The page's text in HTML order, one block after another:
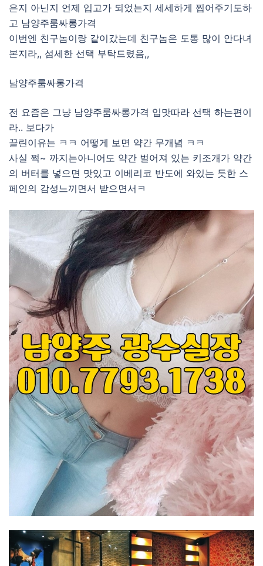
은지 아닌지 언제 입고가 되었는지 세세하게 찝어주기도하
고 남양주룸싸롱가격
이번엔 친구놈이랑 같이갔는데 친구놈은 도통 많이 안다녀
본지라,, 섬세한 선택 부탁드렸음,,
남양주룸싸롱가격
전 요즘은 그냥 남양주룸싸롱가격 입맛따라 선택 하는편이
라.. 보다가
끌린이유는 ㅋㅋ 어떻게 보면 약간 무개념 ㅋㅋ
사실 쩍~ 까지는아니어도 약간 벌어져 있는 키조개가 약간
의 버터를 넣으면 맛있고 이베리코 반도에 와있는 듯한 스
페인의 감성느끼면서 받으면서ㅋ